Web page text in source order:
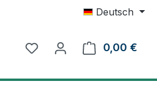
Deutsch
0,00 €